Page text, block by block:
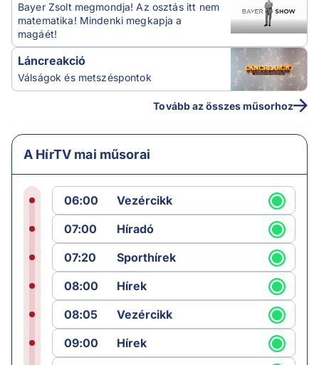
Bayer Zsolt megmondja! Az osztás itt nem
matematika! Mindenki megkapja a
magáét!
Láncreakció
Válságok és metszéspontok
Tovább az összes műsorhoz
A HírTV mai műsorai
06:00
Vezércikk
07:00
Híradó
07:20
Sporthírek
08:00
Hírek
08:05
Vezércikk
09:00
Hírek